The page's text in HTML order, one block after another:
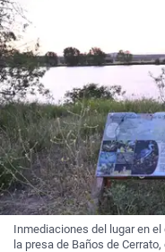
Inmediaciones del lugar en
la presa de Baños de